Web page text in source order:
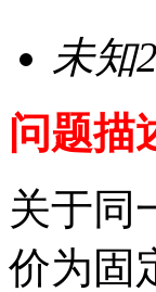
未知
问题描
关于同
价为固